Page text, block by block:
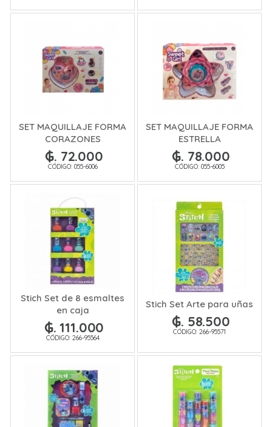
SET MAQUILLAJE FORMA
CORAZONES
₲. 72.000
CÓDIGO: 055-6006
SET MAQUILLAJE FORMA
ESTRELLA
₲. 78.000
CÓDIGO: 055-6005
Stich Set de 8 esmaltes
en caja
₲. 111.000
CÓDIGO: 266-95564
Stich Set Arte para uñas
₲. 58.500
CÓDIGO: 266-95571